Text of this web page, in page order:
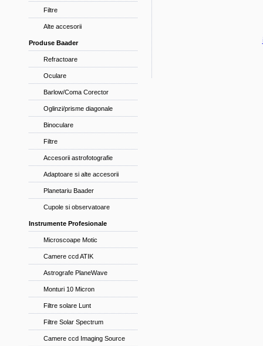
Filtre
Alte accesorii
Produse Baader
Refractoare
Oculare
Barlow/Coma Corector
Oglinzi/prisme diagonale
Binoculare
Filtre
Accesorii astrofotografie
Adaptoare si alte accesorii
Planetariu Baader
Cupole si observatoare
Instrumente Profesionale
Microscoape Motic
Camere ccd ATIK
Astrografe PlaneWave
Monturi 10 Micron
Filtre solare Lunt
Filtre Solar Spectrum
Camere ccd Imaging Source